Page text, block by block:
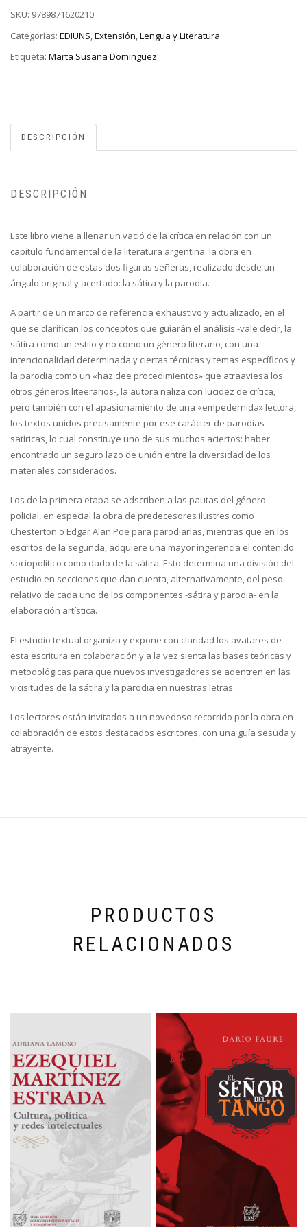
SKU: 9789871620210
Categorías: EDIUNS,Extensión,Lengua y Literatura
Etiqueta: Marta Susana Dominguez
DESCRIPCIÓN
DESCRIPCIÓN
Este libro viene a llenar un vació de la crítica en relación con un
capítulo fundamental de la literatura argentina: la obra en
colaboración de estas dos figuras señeras, realizado desde un
ángulo original y acertado: la sátira y la parodia.
A partir de un marco de referencia exhaustivo y actualizado, en el
que se clarifican los conceptos que guiarán el análisis -vale decir, la
sátira como un estilo y no como un género literario, con una
intencionalidad determinada y ciertas técnicas y temas específicos y
la parodia como un «haz dee procedimientos» que atraaviesa los
otros géneros liteerarios-, la autora naliza con lucidez de crítica,
pero también con el apasionamiento de una «empedernida» lectora,
los textos unidos precisamente por ese carácter de parodias
satíricas, lo cual constituye uno de sus muchos aciertos: haber
encontrado un seguro lazo de unión entre la diversidad de los
materiales considerados.
Los de la primera etapa se adscriben a las pautas del género
policial, en especial la obra de predecesores ilustres como
Chesterton o Edgar Alan Poe para parodiarlas, mientras que en los
escritos de la segunda, adquiere una mayor ingerencia el contenido
sociopolítico como dado de la sátira. Esto determina una división del
estudio en secciones que dan cuenta, alternativamente, del peso
relativo de cada uno de los componentes -sátira y parodia- en la
elaboración artística.
El estudio textual organiza y expone con claridad los avatares de
esta escritura en colaboración y a la vez sienta las bases teóricas y
metodológicas para que nuevos investigadores se adentren en las
vicisitudes de la sátira y la parodia en nuestras letras.
Los lectores están invitados a un novedoso recorrido por la obra en
colaboración de estos destacados escritores, con una guía sesuda y
atrayente.
PRODUCTOS
RELACIONADOS